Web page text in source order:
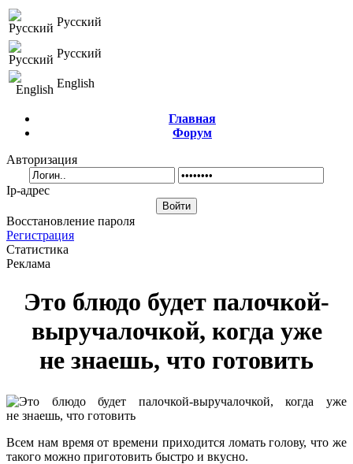
Русский
Русский
English
Главная
Форум
Авторизация
Ip-адрес
Восстановление пароля
Регистрация
Статистика
Реклама
Это блюдо будет палочкой-
выручалочкой, когда уже
не знаешь, что готовить
Всем нам время от времени приходится ломать голову, что же
такого можно приготовить быстро и вкусно.